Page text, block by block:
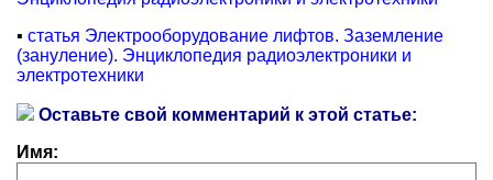
▪ статья Электрооборудование лифтов. Заземление
(зануление). Энциклопедия радиоэлектроники и
электротехники
Оставьте свой комментарий к этой статье:
Имя: